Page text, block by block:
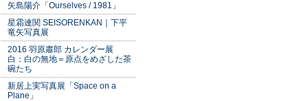
矢島陽介「Ourselves / 1981」
星霜連関 SEISORENKAN｜下平
竜矢写真展
2016 羽原肅郎 カレンダー展
白：白の無地＝原点をめざした茶
碗たち
新居上実写真展「Space on a
Plane」